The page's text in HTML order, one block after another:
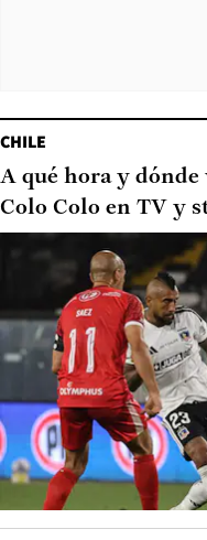
CHILE
A qué hora y dónde
Colo Colo en TV y